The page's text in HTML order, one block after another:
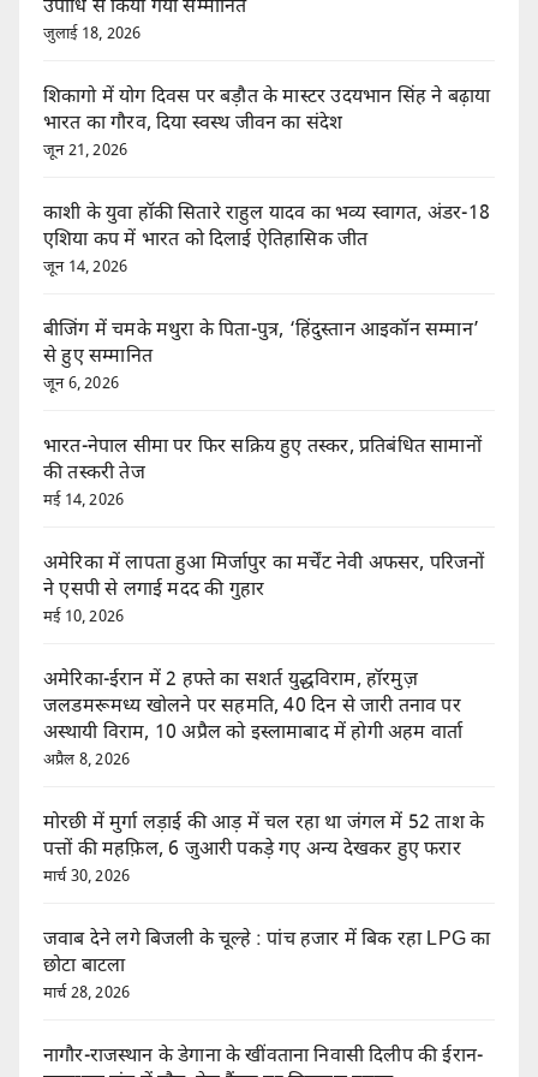
उपाधि से किया गया सम्मानित
जुलाई 18, 2026
शिकागो में योग दिवस पर बड़ौत के मास्टर उदयभान सिंह ने बढ़ाया
भारत का गौरव, दिया स्वस्थ जीवन का संदेश
जून 21, 2026
काशी के युवा हॉकी सितारे राहुल यादव का भव्य स्वागत, अंडर-18
एशिया कप में भारत को दिलाई ऐतिहासिक जीत
जून 14, 2026
बीजिंग में चमके मथुरा के पिता-पुत्र, ‘हिंदुस्तान आइकॉन सम्मान’
से हुए सम्मानित
जून 6, 2026
भारत-नेपाल सीमा पर फिर सक्रिय हुए तस्कर, प्रतिबंधित सामानों
की तस्करी तेज
मई 14, 2026
अमेरिका में लापता हुआ मिर्जापुर का मर्चेंट नेवी अफसर, परिजनों
ने एसपी से लगाई मदद की गुहार
मई 10, 2026
अमेरिका-ईरान में 2 हफ्ते का सशर्त युद्धविराम, हॉरमुज़
जलडमरूमध्य खोलने पर सहमति, 40 दिन से जारी तनाव पर
अस्थायी विराम, 10 अप्रैल को इस्लामाबाद में होगी अहम वार्ता
अप्रैल 8, 2026
मोरछी में मुर्गा लड़ाई की आड़ में चल रहा था जंगल में 52 ताश के
पत्तों की महफ़िल, 6 जुआरी पकड़े गए अन्य देखकर हुए फरार
मार्च 30, 2026
जवाब देने लगे बिजली के चूल्हे : पांच हजार में बिक रहा LPG का
छोटा बाटला
मार्च 28, 2026
नागौर-राजस्थान के डेगाना के खींवताना निवासी दिलीप की ईरान-